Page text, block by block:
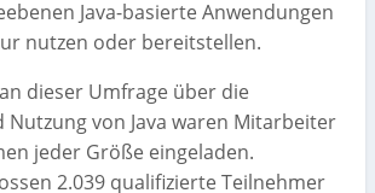
Java-basierte Anwendungen
nutzen oder bereitstellen.
dieser Umfrage über die
Nutzung von Java waren Mitarbeiter
jeder Größe eingeladen.
2.039 qualifizierte Teilnehmer